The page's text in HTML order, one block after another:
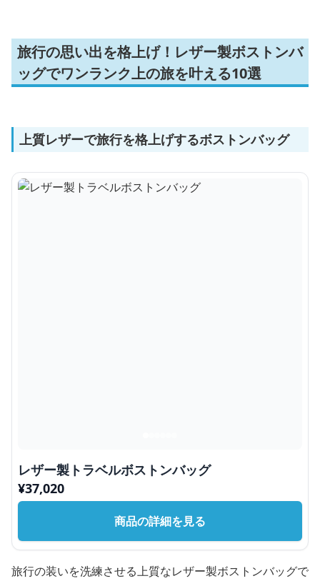
旅行の思い出を格上げ！レザー製ボストンバ
ッグでワンランク上の旅を叶える10選
上質レザーで旅行を格上げするボストンバッグ
レザー製トラベルボストンバッグ
¥37,020
商品の詳細を見る
旅行の装いを洗練させる上質なレザー製ボストンバッグで